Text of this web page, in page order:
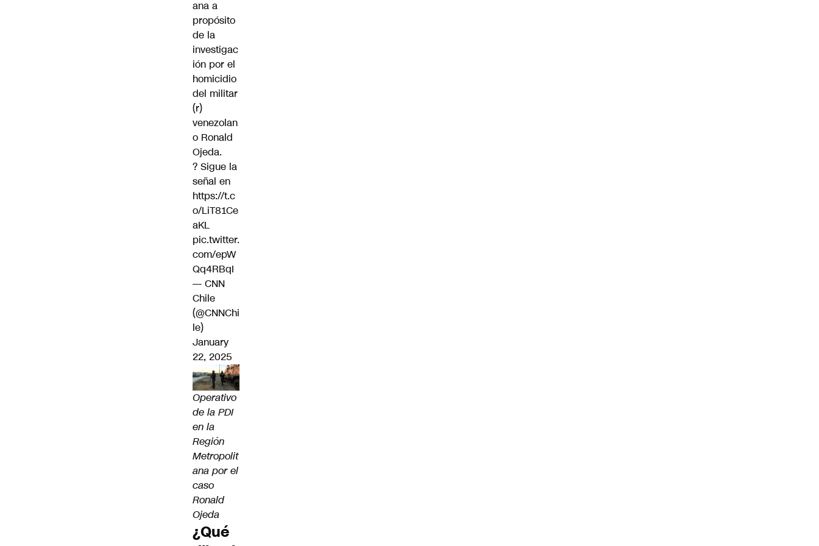
ana a
propósito
de la
investigac
ión por el
homicidio
del militar
(r)
venezolan
o Ronald
Ojeda.
? Sigue la
señal en
https://t.c
o/LiT81Ce
aKL
pic.twitter.
com/epW
Qq4RBqI
— CNN
Chile
(@CNNChi
le)
January
22, 2025
Operativo
de la PDI
en la
Región
Metropolit
ana por el
caso
Ronald
Ojeda
¿Qué